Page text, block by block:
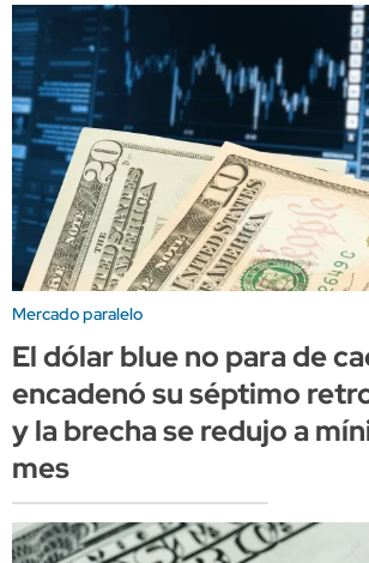
Mercado paralelo
El dólar blue no para de
encadenó su séptimo
y la brecha se redujo a
mes